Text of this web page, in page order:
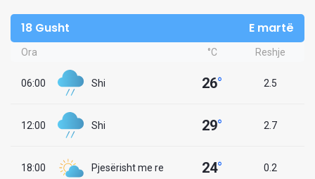
18 Gusht E martë
Ora °C Reshje
06:00 Shi 26° 2.5
12:00 Shi 29° 2.7
18:00 Pjesërisht me re 24° 0.2